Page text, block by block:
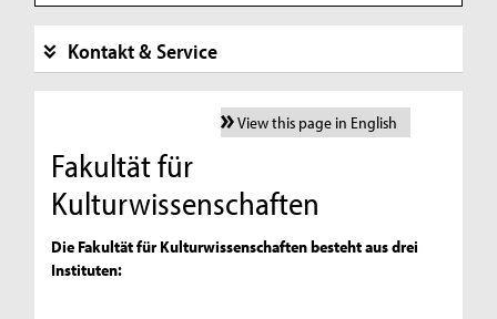
Kontakt & Service
View this page in English
Fakultät für
Kulturwissenschaften
Die Fakultät für Kulturwissenschaften besteht aus drei
Instituten: